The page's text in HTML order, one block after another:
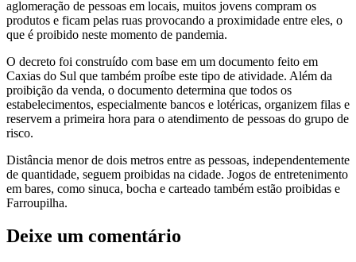
aglomeração de pessoas em locais, muitos jovens compram os
produtos e ficam pelas ruas provocando a proximidade entre eles, o
que é proibido neste momento de pandemia.
O decreto foi construído com base em um documento feito em
Caxias do Sul que também proíbe este tipo de atividade. Além da
proibição da venda, o documento determina que todos os
estabelecimentos, especialmente bancos e lotéricas, organizem filas e
reservem a primeira hora para o atendimento de pessoas do grupo de
risco.
Distância menor de dois metros entre as pessoas, independentemente
de quantidade, seguem proibidas na cidade. Jogos de entretenimento
em bares, como sinuca, bocha e carteado também estão proibidas e
Farroupilha.
Deixe um comentário